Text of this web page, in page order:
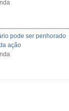
pode ser penhorado
ação